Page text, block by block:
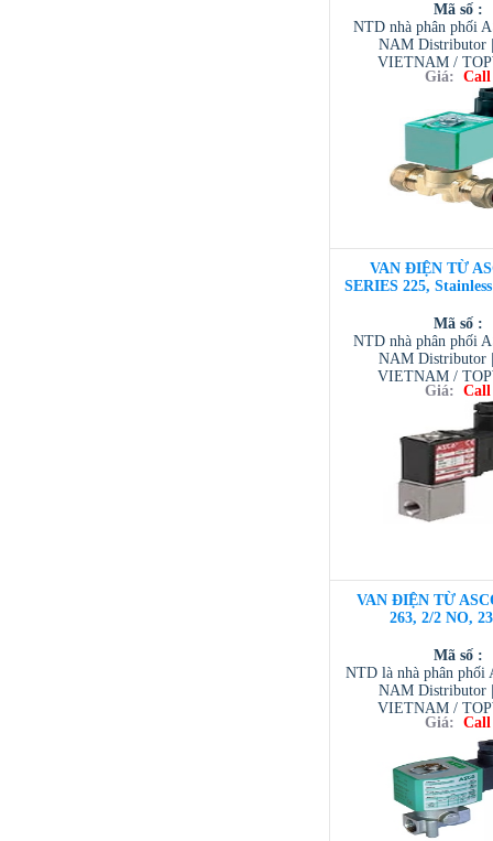
Mã số :
NTD nhà phân phối
NAM Distributor
VIETNAM /
VIETNAM /
/ TESCOM
Giá: Call
VAN ĐIỆN TỪ
SERIES 225,
Mã số :
NTD nhà phân phối
NAM Distributor
VIETNAM /
VIETNAM /
/ TESCOM
Giá: Call
VAN ĐIỆN TỪ
263, 2/2 NO,
Mã số :
NTD là nhà phân phối
NAM Distributor
VIETNAM /
VIETNAM /
/ TESCOM
Giá: Call